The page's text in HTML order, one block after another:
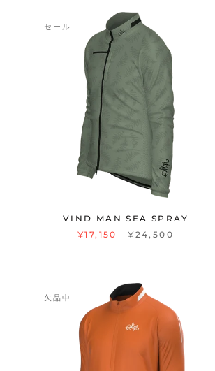
セール
VIND MAN SEA SPRAY
¥17,150
¥24,500
欠品中